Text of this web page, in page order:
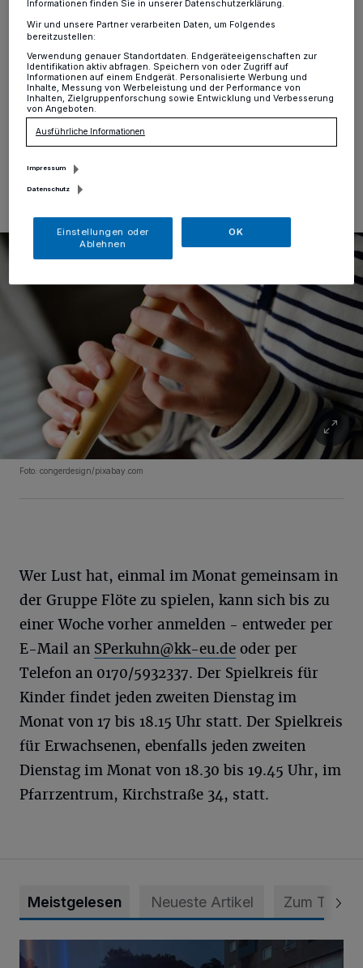
Alt-Erkrath·
Johannes der Täufer und Mariä Himmelfahrt bietet
jeden zweiten Dienstag im Monat ein gemeinsames
Musizieren auf der der Flöte an.
Foto: congerdesign/pixabay.com
Wer Lust hat, einmal im Monat gemeinsam in
der Gruppe Flöte zu spielen, kann sich bis zu
einer Woche vorher anmelden - entweder per
E-Mail an SPerkuhn@kk-eu.de oder per
Telefon an 0170/5932337. Der Spielkreis für
Kinder findet jeden zweiten Dienstag im
Monat von 17 bis 18.15 Uhr statt. Der Spielkreis
für Erwachsenen, ebenfalls jeden zweiten
Dienstag im Monat von 18.30 bis 19.45 Uhr, im
Pfarrzentrum, Kirchstraße 34, statt.
Meistgelesen Neueste Artikel Zum Thema
Bus brannte in Mettmann-Mitte
Informationen finden Sie in unserer Datenschutzerklärung.
Wir und unsere Partner verarbeiten Daten, um Folgendes
bereitzustellen:
Verwendung genauer Standortdaten. Endgeräteeigenschaften zur
Identifikation aktiv abfragen. Speichern von oder Zugriff auf
Informationen auf einem Endgerät. Personalisierte Werbung und
Inhalte, Messung von Werbeleistung und der Performance von
Inhalten, Zielgruppenforschung sowie Entwicklung und Verbesserung
von Angeboten.
Ausführliche Informationen
Impressum
Datenschutz
Einstellungen oder
Ablehnen
OK